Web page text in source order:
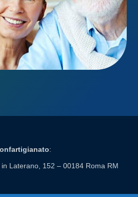
:
Laterano, 152 – 00184 Roma RM